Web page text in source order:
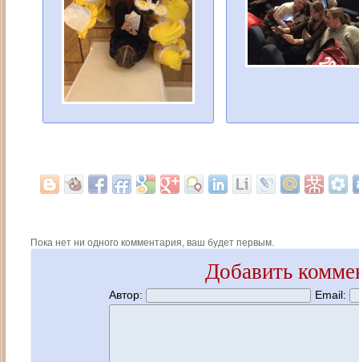
Пока нет ни одного комментария, ваш будет первым.
Добавить
Автор: Email: